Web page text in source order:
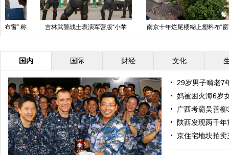
南京十年烂尾楼糊上塑料布“窗” 称
为维护市容
型男七夕献福利 裸身大跳“小苹果”
国内 国际 财经 文化
29岁男子啃老7
妈被困火海6岁
广西考霸吴善
陕西发现两千
京住宅地块拍